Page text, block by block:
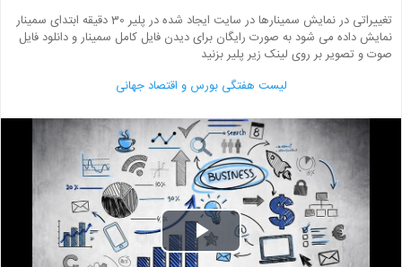
تغییراتی در نمایش سمینارها در سایت ایجاد شده در پلیر 30 دقیقه ابتدای سمینار
نمایش داده می شود به صورت رایگان برای دیدن فایل کامل سمینار و دانلود فایل
صوت و تصویر بر روی لینک زیر پلیر بزنید
لیست هفتگی بورس و اقتصاد جهانی
Play